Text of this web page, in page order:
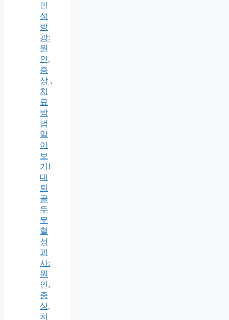
민
성
방
광:
원
인,
증
상 ,
치
료
방
법
알
아
보
기!
대
퇴
골
두
무
혈
성
괴
사:
원
인,
증
상,
치